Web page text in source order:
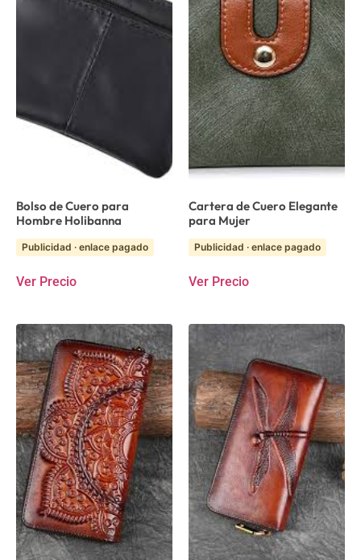
Bolso de Cuero para
Hombre Holibanna
Publicidad · enlace pagado
Ver Precio
Cartera de Cuero Elegante
para Mujer
Publicidad · enlace pagado
Ver Precio